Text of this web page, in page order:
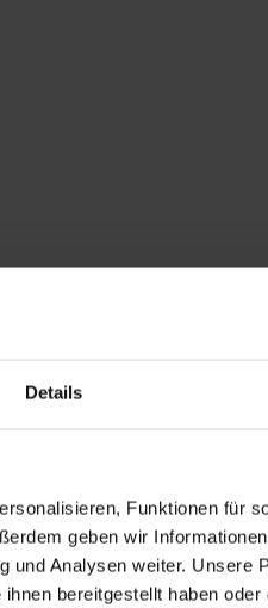
Details
Funktionen für
geben wir
Analysen weiter. Unsere
bereitgestellt haben